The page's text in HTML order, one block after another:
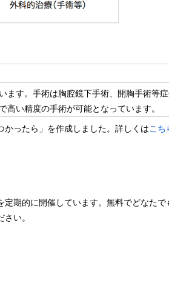
ます。手術は胸腔鏡下手術、開胸手術等症
い精度の手術が可能となっています。
ったら」を作成しました。詳しくはこち
期的に開催しています。無料でどなたで
い。